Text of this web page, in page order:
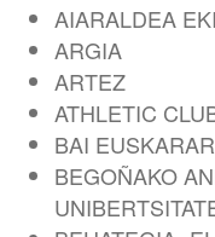
AIARALDEA
ARGIA
ARTEZ
ATHLETIC
BAI
BEGOÑAKO